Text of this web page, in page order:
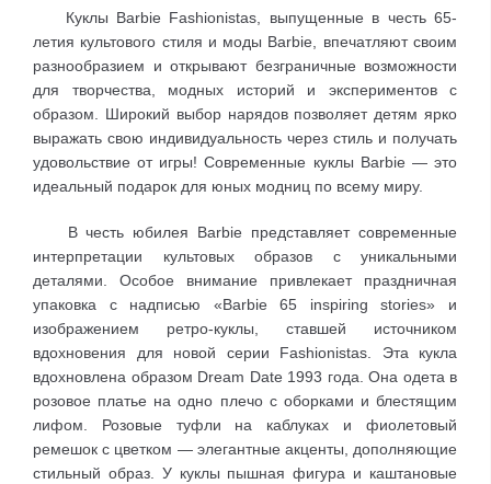
Куклы Barbie Fashionistas, выпущенные в честь 65-
летия культового стиля и моды Barbie, впечатляют своим
разнообразием и открывают безграничные возможности
для творчества, модных историй и экспериментов с
образом. Широкий выбор нарядов позволяет детям ярко
выражать свою индивидуальность через стиль и получать
удовольствие от игры! Современные куклы Barbie — это
идеальный подарок для юных модниц по всему миру.
В честь юбилея Barbie представляет современные
интерпретации культовых образов с уникальными
деталями. Особое внимание привлекает праздничная
упаковка с надписью «Barbie 65 inspiring stories» и
изображением ретро-куклы, ставшей источником
вдохновения для новой серии Fashionistas. Эта кукла
вдохновлена образом Dream Date 1993 года. Она одета в
розовое платье на одно плечо с оборками и блестящим
лифом. Розовые туфли на каблуках и фиолетовый
ремешок с цветком — элегантные акценты, дополняющие
стильный образ. У куклы пышная фигура и каштановые